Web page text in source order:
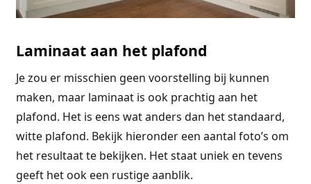
Laminaat aan het plafond
Je zou er misschien geen voorstelling bij kunnen
maken, maar laminaat is ook prachtig aan het
plafond. Het is eens wat anders dan het standaard,
witte plafond. Bekijk hieronder een aantal foto’s om
het resultaat te bekijken. Het staat uniek en tevens
geeft het ook een rustige aanblik.